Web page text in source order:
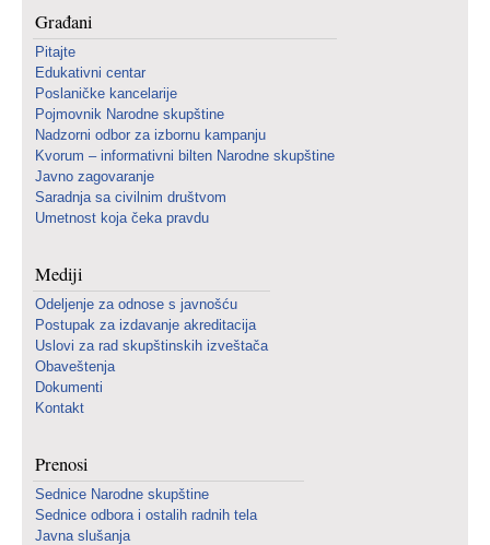
Građani
Pitajte
Edukativni centar
Poslaničke kancelarije
Pojmovnik Narodne skupštine
Nadzorni odbor za izbornu kampanju
Kvorum – informativni bilten Narodne skupštine
Javno zagovaranje
Saradnja sa civilnim društvom
Umetnost koja čeka pravdu
Mediji
Odeljenje za odnose s javnošću
Postupak za izdavanje akreditacija
Uslovi za rad skupštinskih izveštača
Obaveštenja
Dokumenti
Kontakt
Prenosi
Sednice Narodne skupštine
Sednice odbora i ostalih radnih tela
Javna slušanja